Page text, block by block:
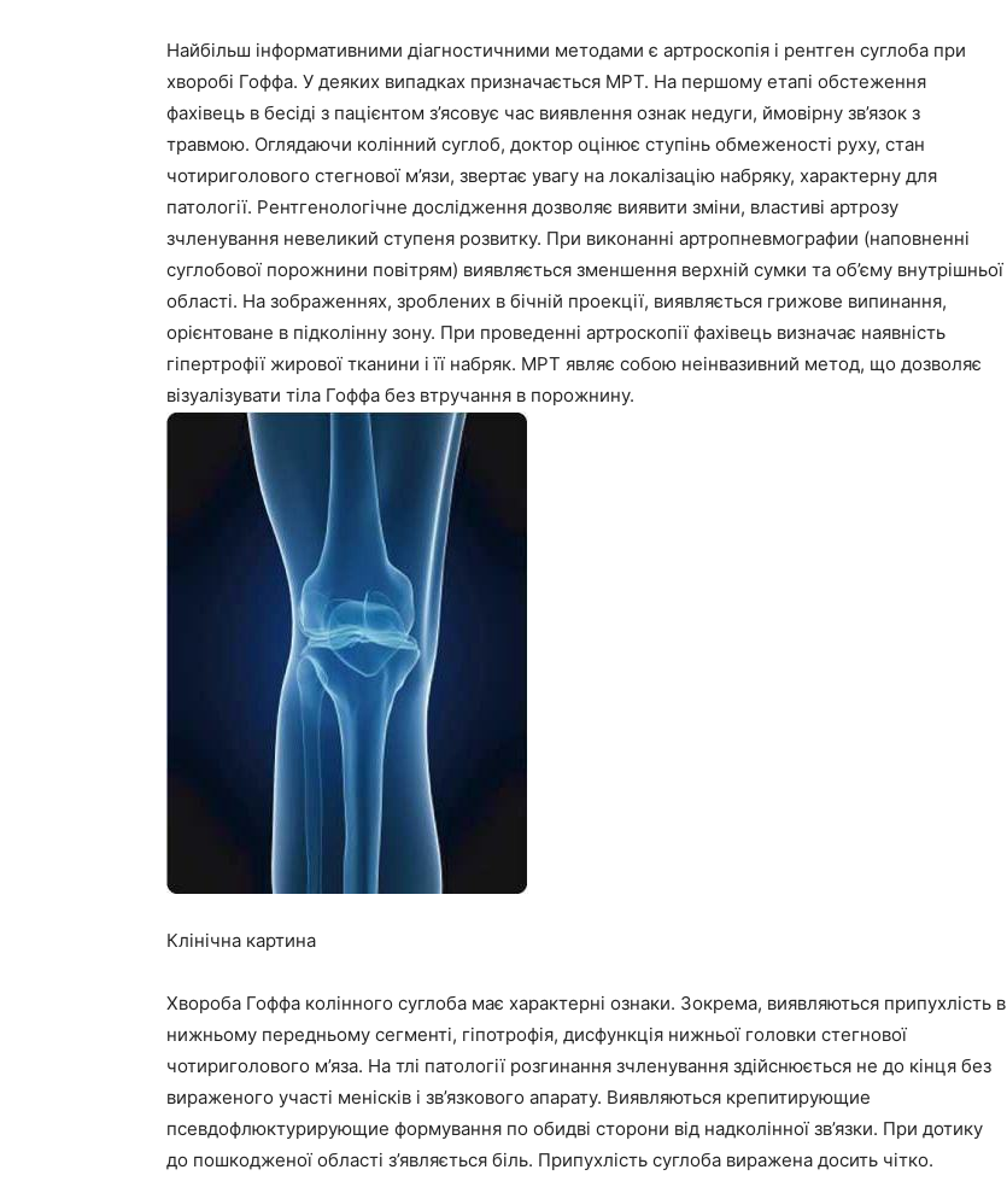
Найбільш інформативними діагностичними методами є артроскопія і рентген суглоба при
хворобі Гоффа. У деяких випадках призначається МРТ. На першому етапі обстеження
фахівець в бесіді з пацієнтом з’ясовує час виявлення ознак недуги, ймовірну зв’язок з
травмою. Оглядаючи колінний суглоб, доктор оцінює ступінь обмеженості руху, стан
чотириголового стегнової м’язи, звертає увагу на локалізацію набряку, характерну для
патології. Рентгенологічне дослідження дозволяє виявити зміни, властиві артрозу
зчленування невеликий ступеня розвитку. При виконанні артропневмографии (наповненні
суглобової порожнини повітрям) виявляється зменшення верхній сумки та об’єму внутрішньої
області. На зображеннях, зроблених в бічній проекції, виявляється грижове випинання,
орієнтоване в підколінну зону. При проведенні артроскопії фахівець визначає наявність
гіпертрофії жирової тканини і її набряк. МРТ являє собою неінвазивний метод, що дозволяє
візуалізувати тіла Гоффа без втручання в порожнину.
Клінічна картина
Хвороба Гоффа колінного суглоба має характерні ознаки. Зокрема, виявляються припухлість в
нижньому передньому сегменті, гіпотрофія, дисфункція нижньої головки стегнової
чотириголового м’яза. На тлі патології розгинання зчленування здійснюється не до кінця без
вираженого участі менісків і зв’язкового апарату. Виявляються крепитирующие
псевдофлюктурирующие формування по обидві сторони від надколінної зв’язки. При дотику
до пошкодженої області з’являється біль. Припухлість суглоба виражена досить чітко.